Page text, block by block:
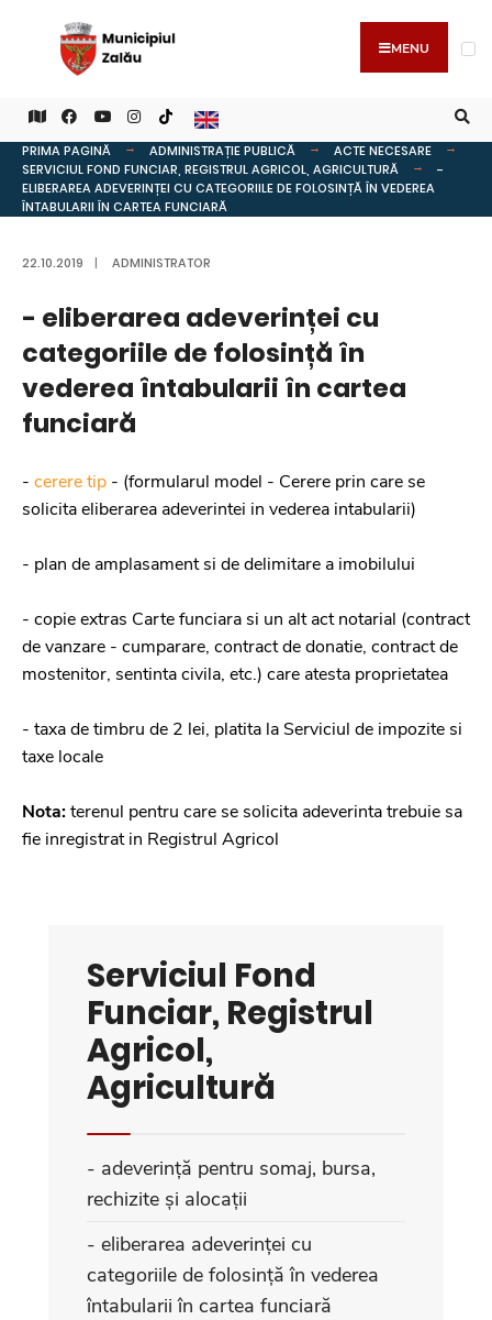
MENU
PRIMA PAGINĂ ADMINISTRAȚIE PUBLICĂ
ACTE NECESARE
SERVICIUL FOND FUNCIAR, REGISTRUL AGRICOL, AGRICULTURĂ
-
ELIBERAREA ADEVERINȚEI CU CATEGORIILE DE FOLOSINȚĂ ÎN VEDEREA
ÎNTABULARII ÎN CARTEA FUNCIARĂ
22.10.2019 | ADMINISTRATOR
- eliberarea adeverinței cu
categoriile de folosință în
vederea întabularii în cartea
funciară
- cerere tip - (formularul model - Cerere prin care se
solicita eliberarea adeverintei in vederea intabularii)
- plan de amplasament si de delimitare a imobilului
- copie extras Carte funciara si un alt act notarial (contract
de vanzare - cumparare, contract de donatie, contract de
mostenitor, sentinta civila, etc.) care atesta proprietatea
- taxa de timbru de 2 lei, platita la Serviciul de impozite si
taxe locale
Nota:terenul pentru care se solicita adeverinta trebuie sa
fie inregistrat in Registrul Agricol
Serviciul Fond
Funciar, Registrul
Agricol,
Agricultură
- adeverință pentru somaj, bursa,
rechizite și alocații
- eliberarea adeverinței cu
categoriile de folosință în vederea
întabularii în cartea funciară